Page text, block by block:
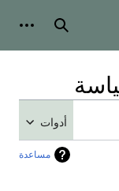
بحث
أدوات
مساعدة